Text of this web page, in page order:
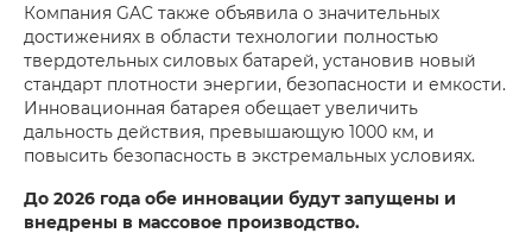
Компания GAC также объявила о значительных
достижениях в области технологии полностью
твердотельных силовых батарей, установив новый
стандарт плотности энергии, безопасности и емкости.
Инновационная батарея обещает увеличить
дальность действия, превышающую 1000 км, и
повысить безопасность в экстремальных условиях.
До 2026 года обе инновации будут запущены и
внедрены в массовое производство.